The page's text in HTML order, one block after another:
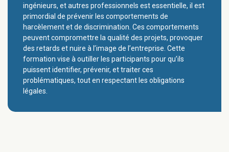
ingénieurs, et autres professionnels est essentielle, il est
primordial de prévenir les comportements de
harcèlement et de discrimination. Ces comportements
peuvent compromettre la qualité des projets, provoquer
des retards et nuire à l’image de l’entreprise. Cette
formation vise à outiller les participants pour qu’ils
puissent identifier, prévenir, et traiter ces
problématiques, tout en respectant les obligations
légales.